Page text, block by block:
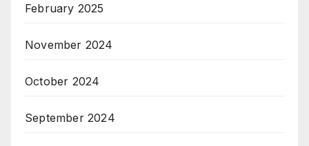
February 2025
November 2024
October 2024
September 2024